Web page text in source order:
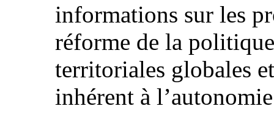
informations sur les
réforme de la
territoriales globales
inhérent à